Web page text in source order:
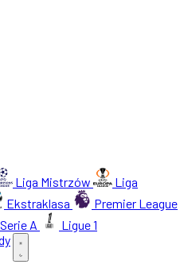
Liga Mistrzów
Liga
Ekstraklasa
Premier League
Serie A
Ligue 1